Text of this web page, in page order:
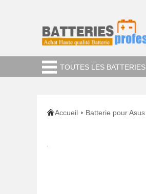
Accueil Batterie pour Asus
TOUTES LES BATTERIES